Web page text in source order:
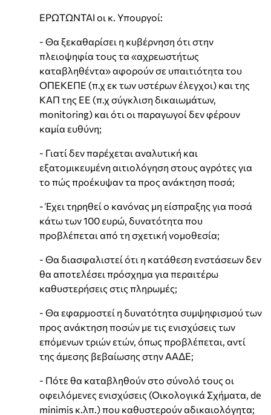
ΕΡΩΤΩΝΤΑΙ οι κ. Υπουργοί:
- Θα ξεκαθαρίσει η κυβέρνηση ότι στην
πλειοψηφία τους τα «αχρεωστήτως
καταβληθέντα» αφορούν σε υπαιτιότητα του
ΟΠΕΚΕΠΕ (π.χ εκ των υστέρων έλεγχοι) και της
ΚΑΠ της ΕΕ (π.χ σύγκλιση δικαιωμάτων,
monitoring) και ότι οι παραγωγοί δεν φέρουν
καμία ευθύνη;
- Γιατί δεν παρέχεται αναλυτική και
εξατομικευμένη αιτιολόγηση στους αγρότες για
το πώς προέκυψαν τα προς ανάκτηση ποσά;
- Έχει τηρηθεί ο κανόνας μη είσπραξης για ποσά
κάτω των 100 ευρώ, δυνατότητα που
προβλέπεται από τη σχετική νομοθεσία;
- Θα διασφαλιστεί ότι η κατάθεση ενστάσεων δεν
θα αποτελέσει πρόσχημα για περαιτέρω
καθυστερήσεις στις πληρωμές;
- Θα εφαρμοστεί η δυνατότητα συμψηφισμού των
προς ανάκτηση ποσών με τις ενισχύσεις των
επόμενων τριών ετών, όπως προβλέπεται, αντί
της άμεσης βεβαίωσης στην ΑΑΔΕ;
- Πότε θα καταβληθούν στο σύνολό τους οι
οφειλόμενες ενισχύσεις (Οικολογικά Σχήματα, de
minimis κ.λπ.) που καθυστερούν αδικαιολόγητα;